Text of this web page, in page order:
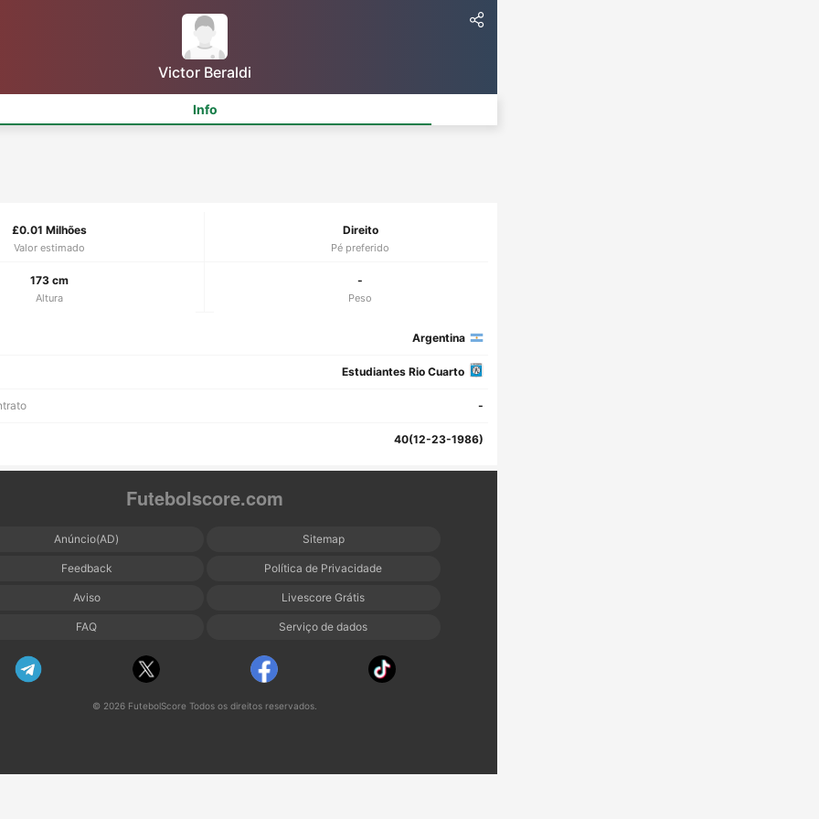
Victor Beraldi
Info
£0.01 Milhões
Valor estimado
Direito
Pé preferido
173 cm
Altura
-
Peso
Argentina
Estudiantes Rio Cuarto
-
40(12-23-1986)
Futebolscore.com
Anúncio(AD) Sitemap
Feedback Política de Privacidade
Aviso Livescore Grátis
FAQ Serviço de dados
© 2026 FutebolScore Todos os direitos reservados.